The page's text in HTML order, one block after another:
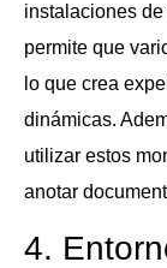
instalaciones
permite que
lo que crea
dinámicas.
utilizar estos
anotar
4.